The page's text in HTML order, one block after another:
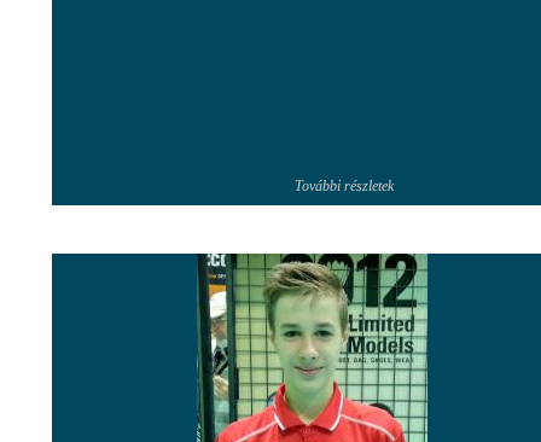
További részletek